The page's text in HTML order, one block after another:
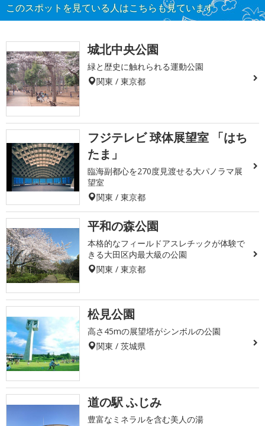
このスポットを見ている人はこちらも見ています
城北中央公園
緑と歴史に触れられる運動公園
関東 / 東京都
フジテレビ 球体展望室 「はち
たま」
臨海副都心を270度見渡せる大パノラマ展
望室
関東 / 東京都
平和の森公園
本格的なフィールドアスレチックが体験で
きる大田区内最大級の公園
関東 / 東京都
松見公園
高さ45mの展望塔がシンボルの公園
関東 / 茨城県
道の駅 ふじみ
豊富なミネラルを含む美人の湯